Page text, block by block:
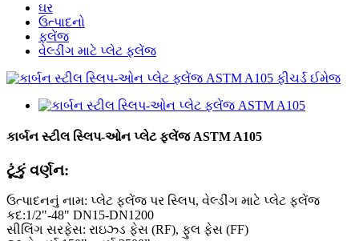
ઘર
ઉત્પાદનો
ફ્લેંજ
વેલ્ડીંગ માટે પ્લેટ ફ્લેંજ
કાર્બન સ્ટીલ સ્લિપ-ઓન પ્લેટ ફ્લેંજ ASTM A105
ટૂંકું વર્ણન:
ઉત્પાદનનું નામ: પ્લેટ ફ્લેંજ પર સ્લિપ, વેલ્ડીંગ માટે પ્લેટ ફ્લેંજ
કદ:1/2"-48" DN15-DN1200
સીલિંગ સરફેસ: રાઇઝ્ડ ફેસ (RF), ફુલ ફેસ (FF)